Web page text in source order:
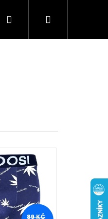
Chovatelské
PřihlášeníNákupní
89 KČ